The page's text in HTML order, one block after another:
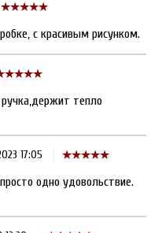
с красивым рисунком.
тепло
17:05
одно удовольствие.